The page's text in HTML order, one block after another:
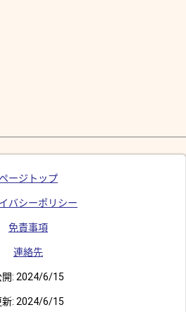
ページトップ
バシーポリシー
免責事項
連絡先
開: 2024/6/15
新: 2024/6/15